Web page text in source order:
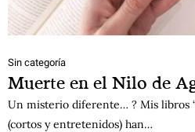
Sin categoría
Muerte en el Nilo de
Un misterio diferente… ? Mis libros
(cortos y entretenidos) han…